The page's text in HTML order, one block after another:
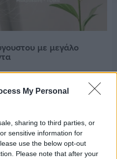
My Personal
sharing to third parties, or
sensitive information for
use the below opt-out
Please note that after your
με μεγάλο